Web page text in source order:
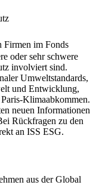
Firmen im Fonds
oder sehr schwere
involviert sind.
Umweltstandards,
und Entwicklung,
Klimaabkommen.
neuen Informationen
Rückfragen zu den
an ISS ESG.
aus der Global